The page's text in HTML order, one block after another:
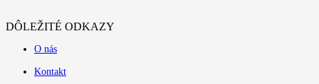
DÔLEŽITÉ ODKAZY
O nás
Kontakt